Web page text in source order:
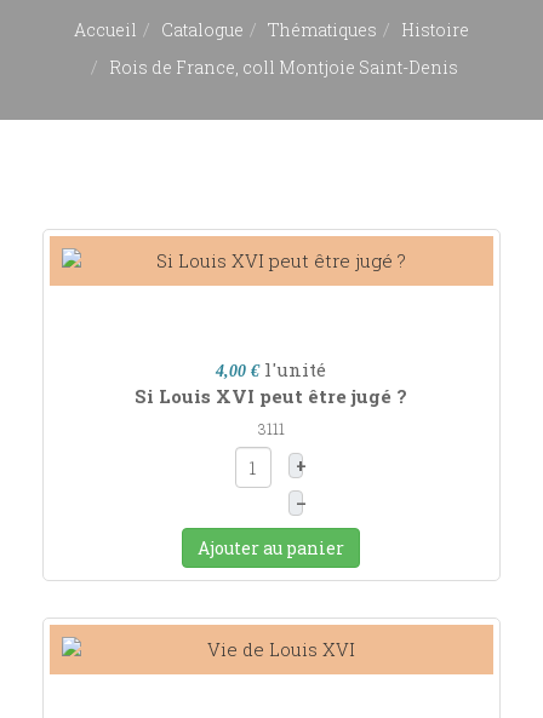
Accueil Catalogue Thématiques
Histoire
Rois de France, coll Montjoie Saint-Denis
4,00 € l'unité
Si Louis XVI peut être jugé ?
3111
+
–
Ajouter au panier